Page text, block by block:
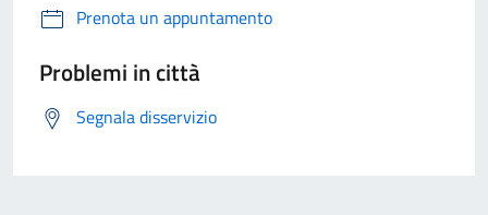
Prenota un appuntamento
Problemi in città
Segnala disservizio